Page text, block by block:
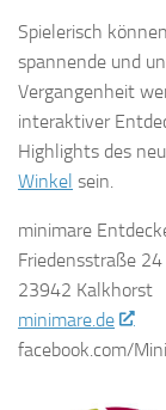
Spielerisch
spannende und
Vergangenheit
interaktiver
Highlights des
Winkel sein.
minimare
Friedensstraße 24
23942 Kalkhorst
minimare.de
facebook.com/